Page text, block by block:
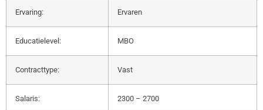
Ervaring: Ervaren
Educatielevel: MBO
Contracttype: Vast
Salaris: 2300 – 2700